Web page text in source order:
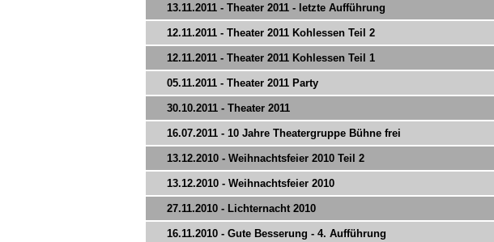
13.11.2011 - Theater 2011 - letzte Aufführung
12.11.2011 - Theater 2011 Kohlessen Teil 2
12.11.2011 - Theater 2011 Kohlessen Teil 1
05.11.2011 - Theater 2011 Party
30.10.2011 - Theater 2011
16.07.2011 - 10 Jahre Theatergruppe Bühne frei
13.12.2010 - Weihnachtsfeier 2010 Teil 2
13.12.2010 - Weihnachtsfeier 2010
27.11.2010 - Lichternacht 2010
16.11.2010 - Gute Besserung - 4. Aufführung